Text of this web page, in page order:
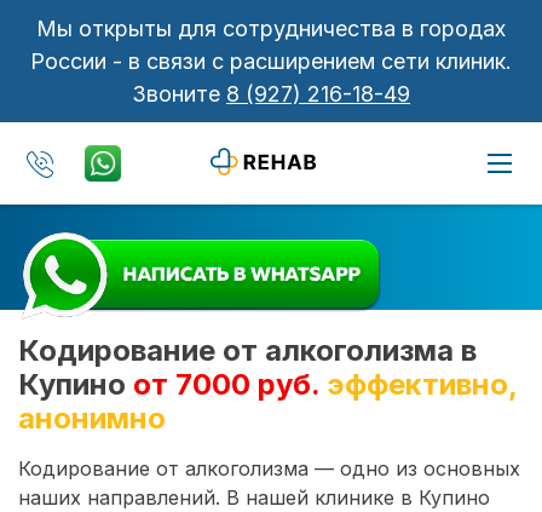
Мы открыты для сотрудничества в городах
России - в связи с расширением сети клиник.
Звоните 8 (927) 216-18-49
Кодирование от алкоголизма в
Купино от 7000 руб. эффективно,
анонимно
Кодирование от алкоголизма — одно из основных
наших направлений. В нашей клинике в Купино